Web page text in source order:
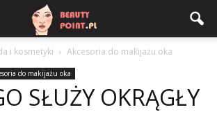
i kosmetyki Akcesoria do makijażu oka
do makijażu oka
SŁUŻY OKRĄGŁY